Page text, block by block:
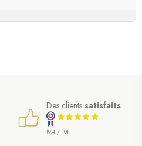
Des clients satisfaits
(9,4 / 10)